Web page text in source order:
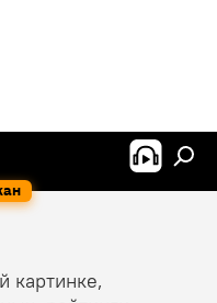
картинке,